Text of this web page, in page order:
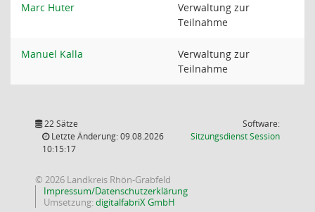
Marc Huter
Verwaltung zur
Teilnahme
Manuel Kalla
Verwaltung zur
Teilnahme
22 Sätze
Letzte Änderung: 09.08.2026
10:15:17
Software:
SitzungsdienstSession(Wird in
© 2026 Landkreis Rhön-Grabfeld
Impressum/Datenschutzerklärung
Umsetzung:digitalfabriX GmbH